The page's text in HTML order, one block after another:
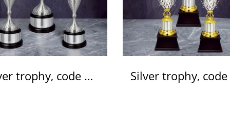
Silver trophy, code WS6225